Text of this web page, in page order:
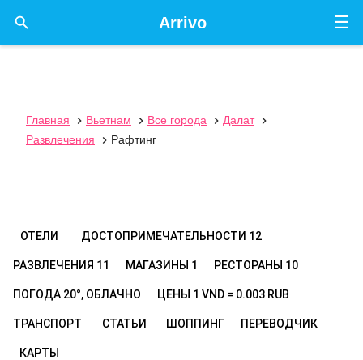
☰
Arrivo

Главная  Вьетнам  Все города  Далат

Развлечения
 Рафтинг
ОТЕЛИ ДОСТОПРИМЕЧАТЕЛЬНОСТИ 12
РАЗВЛЕЧЕНИЯ 11 МАГАЗИНЫ 1 РЕСТОРАНЫ 10
ПОГОДА 20°, ОБЛАЧНО ЦЕНЫ 1 VND = 0.003 RUB
ТРАНСПОРТ СТАТЬИ ШОППИНГ ПЕРЕВОДЧИК
КАРТЫ